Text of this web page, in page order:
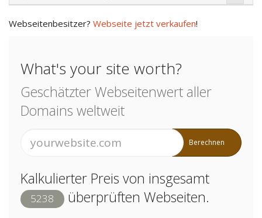
Webseitenbesitzer? Webseite jetzt verkaufen!
What's your site worth?
Geschätzter Webseitenwert aller
Domains weltweit
Berechnen
Kalkulierter Preis von insgesamt
5238 überprüften Webseiten.